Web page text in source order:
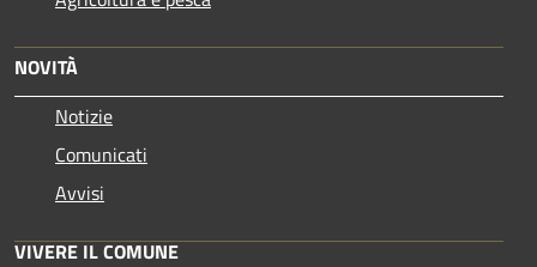
NOVITÀ
Notizie
Comunicati
Avvisi
VIVERE IL COMUNE